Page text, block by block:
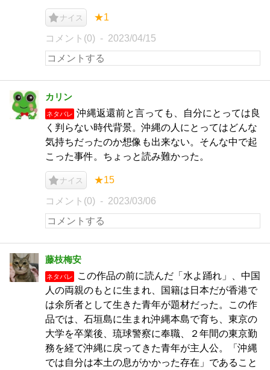
ナイス ★1
コメント(0) 2023/04/15
カリン
ネタバレ
沖縄返還前と言っても、自分にとっては良
く判らない時代背景。沖縄の人にとってはどんな
気持ちだったのか想像も出来ない。そんな中で起
こった事件。ちょっと読み難かった。
ナイス ★15
コメント(0) 2023/03/06
藤枝梅安
ネタバレ
この作品の前に読んだ「水よ踊れ」、中国
人の両親のもとに生まれ、国籍は日本だが香港で
は余所者として生きた青年が題材だった。この作
品では、石垣島に生まれ沖縄本島で育ち、東京の
大学を卒業後、琉球警察に奉職、２年間の東京勤
務を経て沖縄に戻ってきた青年が主人公。「沖縄
では自分は本土の息がかかった存在」であること